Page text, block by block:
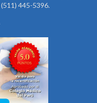
445-5396.